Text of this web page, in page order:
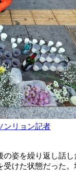
ンリョン記者
姿を繰り返し話
けた状態だった